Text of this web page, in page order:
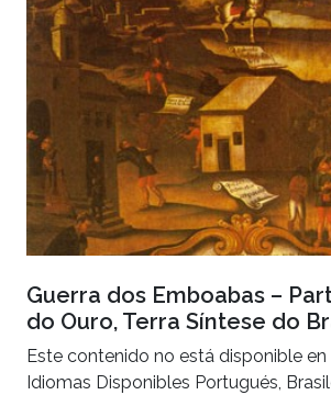
Guerra dos Emboabas –
do Ouro, Terra Síntese do
Este contenido no está disponible en
Idiomas Disponibles Portugués,